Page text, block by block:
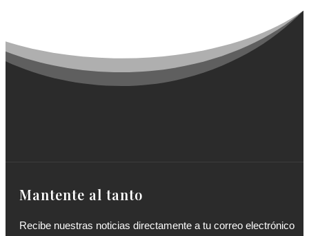
Mantente al tanto
Recibe nuestras noticias directamente a tu correo electrónico